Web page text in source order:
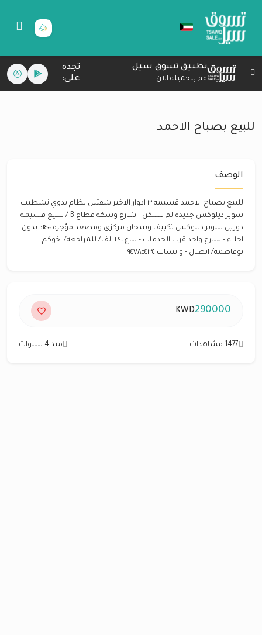
تطبيق تسوق سيل
قم بتحميله الان
تجده
على:
للبيع بصباح الاحمد
الوصف
للبيع بصباح الاحمد قسيمه ٣ ادوار الاخير شقتين نظام بدوي تشطيب
سوبر ديلوكس جديده لم تسكن - شارع وسكه قطاع B / للبيع قسيمه
دورين سوبر ديلوكس تكييف وسخان مركزي ومصعد مؤجره ١٤٠٠د بدون
اخلاء - شارع واحد قرب الخدمات - بياع ٢٩٠ الف/ للمراجعه/ اخوكم
بوفاطمه/ اتصال - واتساب ٩٤٧٨٥٤٣٤
290000
KWD
1477 مشاهدات منذ 4 سنوات